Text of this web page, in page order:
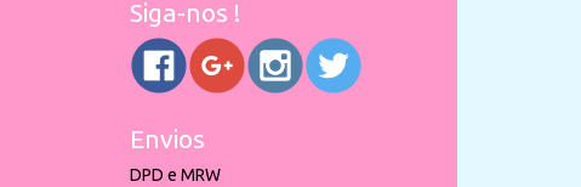
Siga-nos !
Envios
DPD e MRW